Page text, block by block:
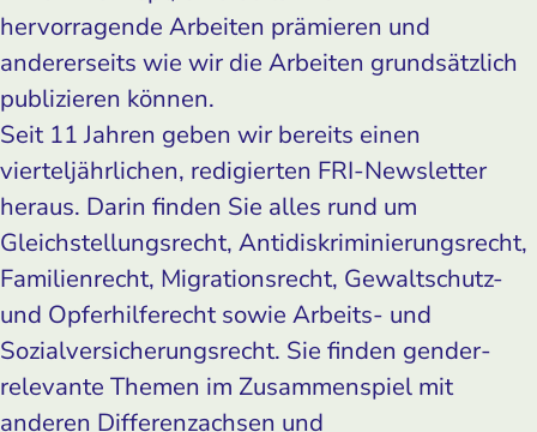
hervorragende Arbeiten prämieren und
andererseits wie wir die Arbeiten grundsätzlich
publizieren können.
Seit 11 Jahren geben wir bereits einen
vierteljährlichen, redigierten FRI-Newsletter
heraus. Darin finden Sie alles rund um
Gleichstellungsrecht, Antidiskriminierungsrecht,
Familienrecht, Migrationsrecht, Gewaltschutz-
und Opferhilferecht sowie Arbeits- und
Sozialversicherungsrecht. Sie finden gender-
relevante Themen im Zusammenspiel mit
anderen Differenzachsen und